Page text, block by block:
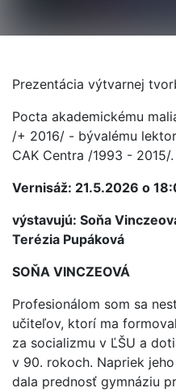
Prezentácia výtvarnej
Pocta akademickému
/+ 2016/ - bývalému
CAK Centra /1993 - 2015/.
Vernisáž: 21.5.2026 o
výstavujú: Soňa
Terézia Pupáková
SOŇA VINCZEOVÁ
Profesionálom som sa
učiteľov, ktorí ma
za socializmu v ĽŠU a
v 90. rokoch. Napriek
dala prednosť gymnáziu